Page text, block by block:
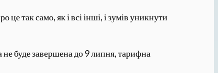
це так само, як і всі інші, і зумів уникнути
буде завершена до 9 липня, тарифна